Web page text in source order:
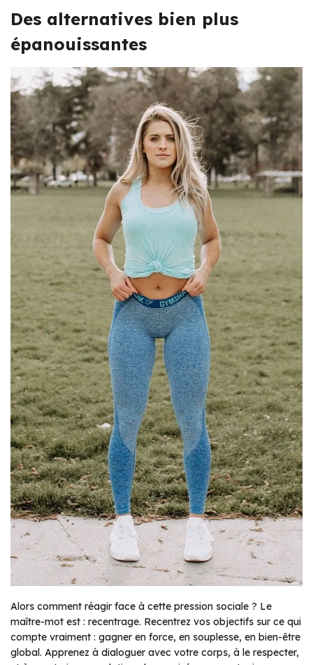
Des alternatives bien plus
épanouissantes
Alors comment réagir face à cette pression sociale ? Le
maître-mot est : recentrage. Recentrez vos objectifs sur ce qui
compte vraiment : gagner en force, en souplesse, en bien-être
global. Apprenez à dialoguer avec votre corps, à le respecter,